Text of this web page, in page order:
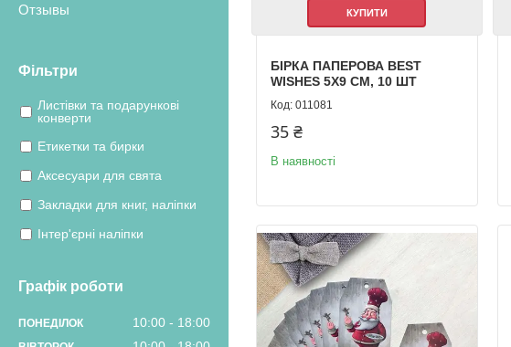
Отзывы
Фільтри
Листівки та подарункові
конверти
Етикетки та бирки
Аксесуари для свята
Закладки для книг, наліпки
Інтер'єрні наліпки
Графік роботи
ПОНЕДІЛОК 10:00 18:00
КУПИТИ
БІРКА ПАПЕРОВА BEST
WISHES 5Х9 СМ, 10 ШТ
011081
35 ₴
В наявності